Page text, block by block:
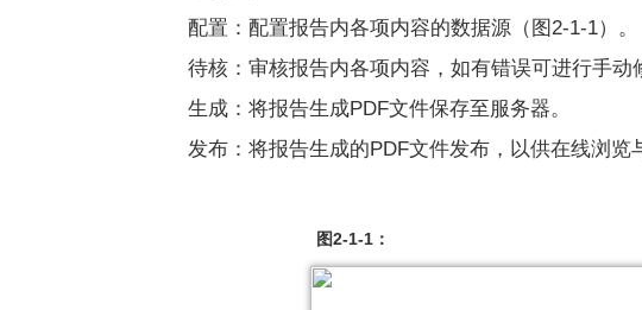
配置：配置报告内各项内容的数据源（图2-1-1）。
待核：审核报告内各项内容，如有错误可进行手动
生成：将报告生成PDF文件保存至服务器。
发布：将报告生成的PDF文件发布，以供在线浏览
图2-1-1：